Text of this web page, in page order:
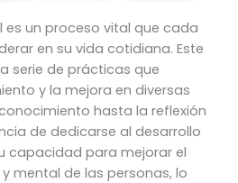
es un proceso vital que cada
en su vida cotidiana. Este
serie de prácticas que
y la mejora en diversas
hasta la reflexión
de dedicarse al desarrollo
capacidad para mejorar el
mental de las personas, lo